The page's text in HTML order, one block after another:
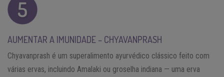
AUMENTAR A IMUNIDADE – CHYAVANPRASH
Chyavanprash é um superalimento ayurvédico clássico feito com
várias ervas, incluindo Amalaki ou groselha indiana — uma erva